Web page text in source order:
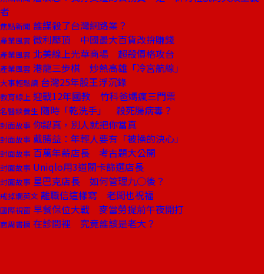
者
焦點新聞 誰謀殺了台灣網路業？
產業風雲 微利壓頂 中國最大百貨改拚賺錢
產業風雲 北美線上光華商場 超殺價格攻台
產業風雲 港龍三步棋 炒熱高雄「冷宮航線」
大事輕鬆讀 台灣25年股王浮沉錄
教育線上 迎戰12年國教 竹科爸媽瘋三門票
名醫談養生 隨時「乾洗手」 殺死腸病毒？
封面故事 你認真，別人就把你當真
封面故事 戴勝益：年輕人要有「被操的決心」
封面故事 百萬年薪店長 考古題大公開
封面故事 Uniqlo用3道關卡篩選店長
封面故事 星巴克店長 如何管理九○後？
戒掉爛英文 離職信這樣寫 老闆也祝福
國際視窗 早餐保位大戰 麥當勞提前午夜開打
商周書摘 在診間裡 究竟誰該是老大？